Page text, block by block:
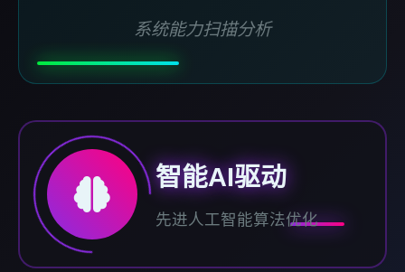
系统能力扫描分析
智能AI驱动
先进人工智能算法优化